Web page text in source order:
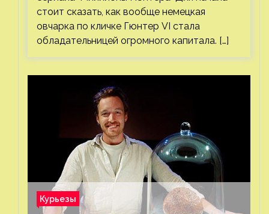
стоит сказать, как вообще немецкая
овчарка по кличке Гюнтер VI стала
обладательницей огромного капитала. […]
Курьезы